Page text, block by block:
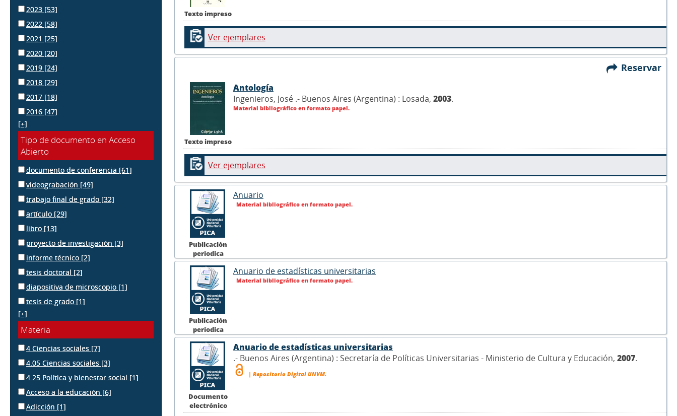
2023 [53]
2022 [58]
2021 [25]
2020 [20]
2019 [24]
2018 [29]
2017 [18]
2016 [47]
[+]
Tipo de documento en Acceso
Abierto
documento de conferencia [61]
videograbación [49]
trabajo final de grado [32]
artículo [29]
libro [13]
proyecto de investigación [3]
informe técnico [2]
tesis doctoral [2]
diapositiva de microscopio [1]
tesis de grado [1]
[+]
Materia
4 Ciencias sociales [7]
4.05 Ciencias sociales [3]
4.25 Política y bienestar social [1]
Acceso a la educación [6]
Adicción [1]
Texto impreso
Ver ejemplares
Reservar
Texto impreso
Antología
Ingenieros, José .- Buenos Aires (Argentina) : Losada, 2003.
Material bibliográfico en formato papel.
Ver ejemplares
Publicación
períodica
Anuario
Material bibliográfico en formato papel.
Publicación
períodica
Anuario de estadísticas universitarias
Material bibliográfico en formato papel.
Documento
electrónico
Anuario de estadísticas universitarias
.- Buenos Aires (Argentina) : Secretaría de Políticas Universitarias - Ministerio de Cultura y Educación, 2007.
| Repositorio Digital UNVM.